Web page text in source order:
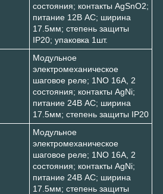
состояния; контакты AgSnO2;
питание 12В АC; ширина
17.5мм; степень защиты
IP20; упаковка 1шт.
Модульное
электромеханическое
шаговое реле; 1NO 16А, 2
состояния; контакты AgNi;
питание 24В АC; ширина
17.5мм; степень защиты IP20
Модульное
электромеханическое
шаговое реле; 1NO 16А, 2
состояния; контакты AgNi;
питание 24В АC; ширина
17.5мм; степень защиты